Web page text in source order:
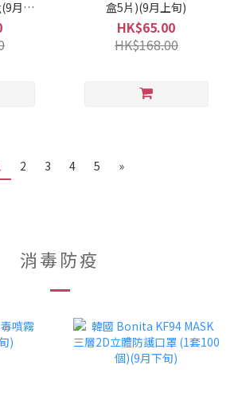
月上
盒5片)(9月上旬)
HK$65.00
HK$168.00
2 3 4 5 »
消毒防疫